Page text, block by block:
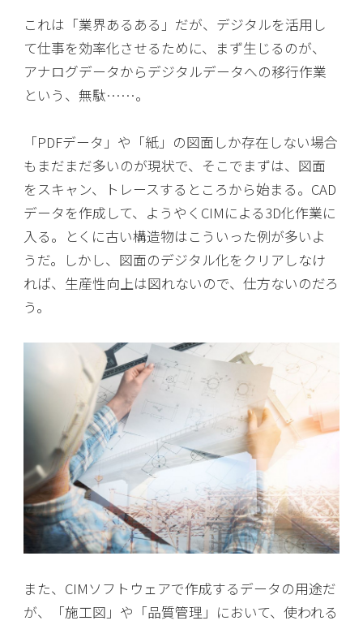
これは「業界あるある」だが、デジタルを活用し
て仕事を効率化させるために、まず生じるのが、
アナログデータからデジタルデータへの移行作業
という、無駄……。
「PDFデータ」や「紙」の図面しか存在しない場合
もまだまだ多いのが現状で、そこでまずは、図面
をスキャン、トレースするところから始まる。CAD
データを作成して、ようやくCIMによる3D化作業に
入る。とくに古い構造物はこういった例が多いよ
うだ。しかし、図面のデジタル化をクリアしなけ
れば、生産性向上は図れないので、仕方ないのだろ
う。
また、CIMソフトウェアで作成するデータの用途だ
が、「施工図」や「品質管理」において、使われる